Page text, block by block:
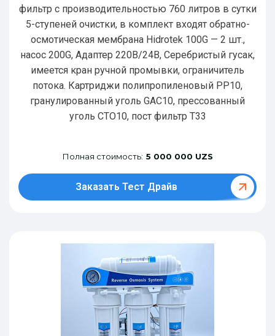
фильтр с производительностью 760 литров в сутки
5-ступеней очистки, в комплект входят обратно-
осмотическая мембрана Hidrotek 100G — 2 шт.,
насос 200G, Адаптер 220В/24В, Серебристый гусак,
имеется кран ручной промывки, ограничитель
потока. Картриджи полипропиленовый РР10,
гранулированный уголь GAC10, прессованный
уголь CTO10, пост фильтр T33
Полная стоимость: 5 000 000 UZS
Заказать Тест Драйв